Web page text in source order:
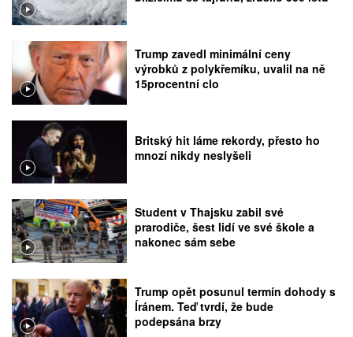
Trump zavedl minimální ceny
výrobků z polykřemíku, uvalil na ně
15procentní clo
Britský hit láme rekordy, přesto ho
mnozí nikdy neslyšeli
Student v Thajsku zabil své
prarodiče, šest lidí ve své škole a
nakonec sám sebe
Trump opět posunul termín dohody s
Íránem. Teď tvrdí, že bude
podepsána brzy